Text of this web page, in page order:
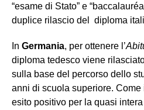
“esame di Stato” e
duplice rilascio del diploma
In Germania, per ottenere l’
diploma tedesco viene
sulla base del percorso dello
anni di scuola superiore.
esito positivo per la quasi